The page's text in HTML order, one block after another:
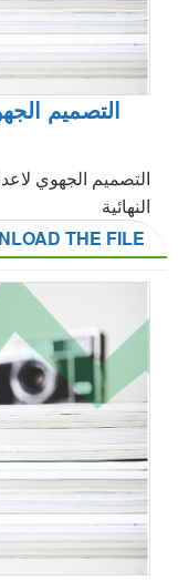
التصميم
التصميم الجهوي
النهائية
THE FILE